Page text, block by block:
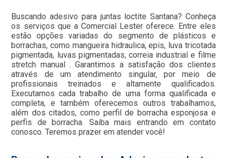
Buscando adesivo para juntas loctite Santana? Conheça
os serviços que a Comercial Lester oferece. Entre eles
estão opções variadas do segmento de plásticos e
borrachas, como mangueira hidraulica, epis, luva tricotada
pigmentada, luvas pigmentadas, correia industrial e filme
stretch manual . Garantimos a satisfação dos clientes
através de um atendimento singular, por meio de
profissionais treinados e altamente qualificados.
Executamos cada trabalho de uma forma qualificada e
completa, e também oferecemos outros trabalhamos,
além dos citados, como perfil de borracha esponjosa e
perfis de borracha. Saiba mais entrando em contato
conosco. Teremos prazer em atender você!